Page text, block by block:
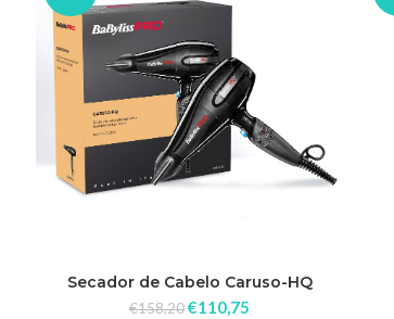
Secador de Cabelo Caruso-HQ
2400W Babyliss Pro
€158,20€110,75